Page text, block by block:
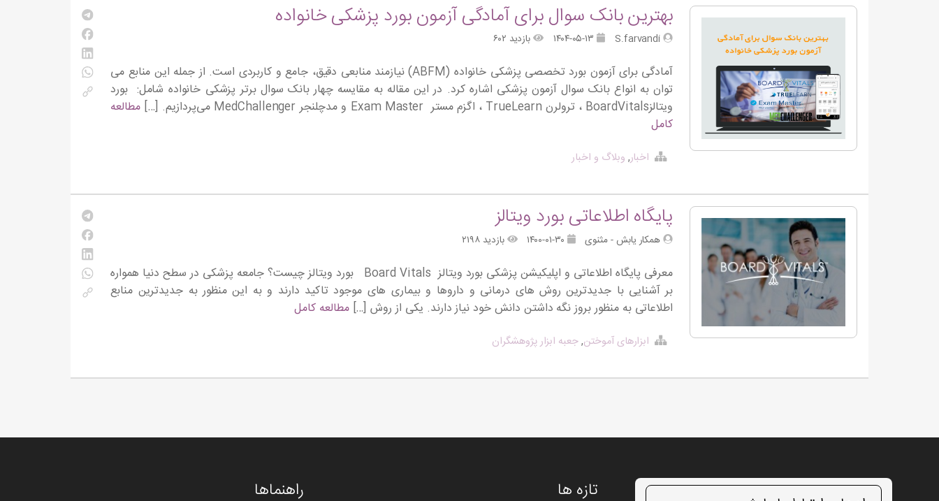
بهترین بانک سوال برای آمادگی آزمون بورد پزشکی خانواده
S.farvandi ۱۴۰۴-۰۵-۱۳ بازدید ۶۰۲
آمادگی برای آزمون بورد تخصصی پزشکی خانواده (ABFM) نیازمند منابعی دقیق، جامع و کاربردی است. از جمله این منابع می
توان به انواع بانک سوال آزمون پزشکی اشاره کرد. در این مقاله به مقایسه چهار بانک سوال برتر پزشکی خانواده شامل: بورد
ویتالزBoardVitals ، ترولرن TrueLearn ، اگزم مستر Exam Master و مدچلنجر MedChallenger می‌پردازیم. […]
مطالعه
کامل
اخبار, وبلاگ و اخبار
پایگاه اطلاعاتی بورد ویتالز
همکار یابش - مثنوی بازدید ۲۱۹۸
معرفی پایگاه اطلاعاتی و اپلیکیشن پزشکی بورد ویتالز Board Vitals بورد ویتالز چیست؟ جامعه پزشکی در سطح دنیا همواره
بر آشنایی با جدیدترین روش های درمانی و داروها و بیماری های موجود تاکید دارند و به این منظور به جدیدترین منابع
اطلاعاتی به منظور بروز نگه داشتن دانش خود نیاز دارند. یکی از روش […]مطالعه کامل
ابزارهای آموختن,جعبه ابزار پژوهشگران
تازه ها راهنماها